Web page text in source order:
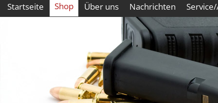
Startseite Shop Über uns Nachrichten